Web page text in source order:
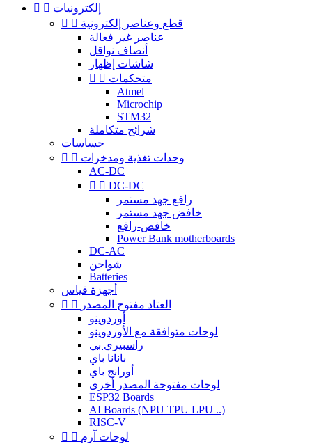
  إلكترونيات
  قطع وعناصر إلكترونية
عناصر غير فعالة
أنصاف نواقل
شاشات إظهار
  متحكمات
Atmel
Microchip
STM32
شرائح متكاملة
حساسات
  وحدات تغذية ومدخرات
AC-DC
  DC-DC
رافع جهد مستمر
خافض جهد مستمر
خافض-رافع
Power Bank motherboards
DC-AC
شواحن
Batteries
أجهزة قياس
 
العتاد مفتوح المصدر
أوردوينو
لوحات متوافقة مع الأوردوينو
راسبيري بي
بانانا باي
أورانج باي
لوحات مفتوحة المصدر أخرى
ESP32 Boards
AI Boards (NPU TPU LPU ..)
RISC-V
  لوحات آرم